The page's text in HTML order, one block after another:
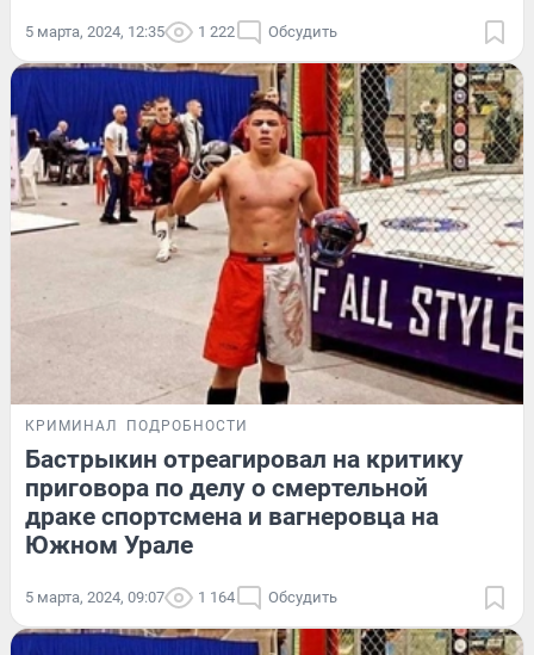
5 марта, 2024, 12:35 1 222 Обсудить
КРИМИНАЛ ПОДРОБНОСТИ
Бастрыкин отреагировал на критику
приговора по делу о смертельной
драке спортсмена и вагнеровца на
Южном Урале
5 марта, 2024, 09:07 1 164 Обсудить